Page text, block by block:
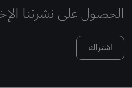
الحصول على نشرتنا
اشتراك